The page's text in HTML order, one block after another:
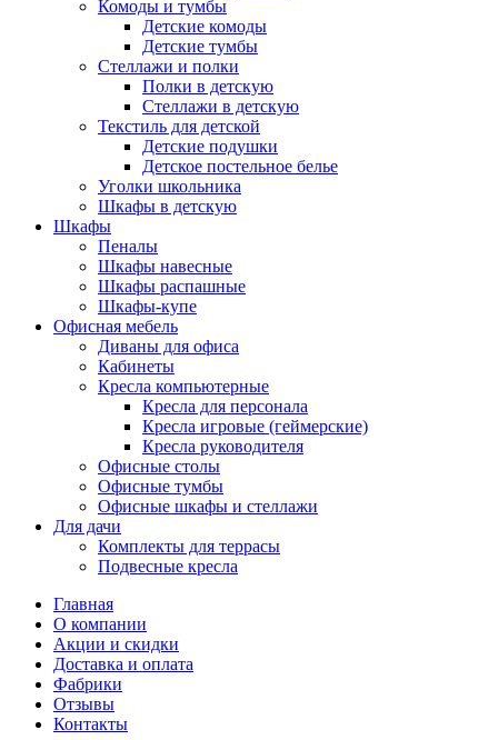
Комоды и тумбы
Детские комоды
Детские тумбы
Стеллажи и полки
Полки в детскую
Стеллажи в детскую
Текстиль для детской
Детские подушки
Детское постельное белье
Уголки школьника
Шкафы в детскую
Шкафы
Пеналы
Шкафы навесные
Шкафы распашные
Шкафы-купе
Офисная мебель
Диваны для офиса
Кабинеты
Кресла компьютерные
Кресла для персонала
Кресла игровые (геймерские)
Кресла руководителя
Офисные столы
Офисные тумбы
Офисные шкафы и стеллажи
Для дачи
Комплекты для террасы
Подвесные кресла
Главная
О компании
Акции и скидки
Доставка и оплата
Фабрики
Отзывы
Контакты